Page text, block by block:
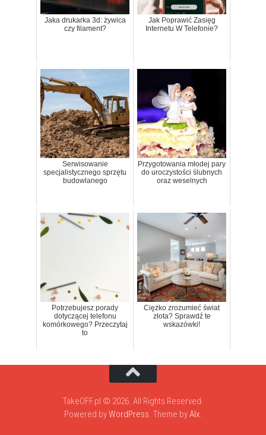
Jaka drukarka 3d: żywica
czy filament?
Jak Poprawić Zasięg
Internetu W Telefonie?
Serwisowanie
specjalistycznego sprzętu
budowlanego
Przygotowania młodej pary
do uroczystości ślubnych
oraz weselnych
Potrzebujesz porady
dotyczącej telefonu
komórkowego? Przeczytaj
to
Ciężko zrozumieć świat
złota? Sprawdź te
wskazówki!
TakeOFF.pl © 2026. All Rights Reserved.
Powered byWordPress. Theme byAlx.